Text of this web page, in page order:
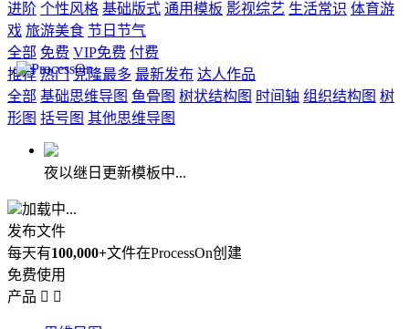
进阶 个性风格 基础版式 通用模板 影视综艺 生活常识 体育游
戏 旅游美食 节日节气
全部 免费 VIP免费 付费
推荐 热门 克隆最多 最新发布 达人作品
全部 基础思维导图 鱼骨图 树状结构图 时间轴 组织结构图 树
形图 括号图 其他思维导图
夜以继日更新模板中...
加载中...
发布文件
每天有100,000+文件在ProcessOn创建
免费使用
产品  